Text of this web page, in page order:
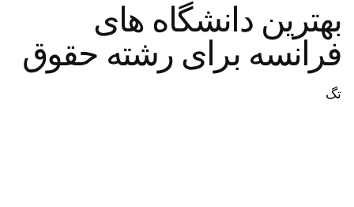
بهترین دانشگاه های
فرانسه برای رشته حقوق
تگ